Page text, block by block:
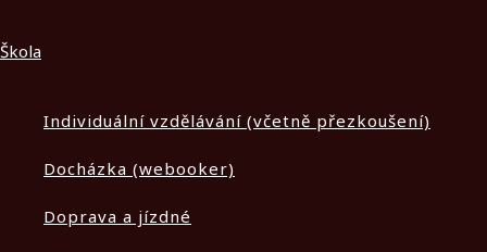
Škola
Individuální vzdělávání (včetně přezkoušení)
Docházka (webooker)
Doprava a jízdné